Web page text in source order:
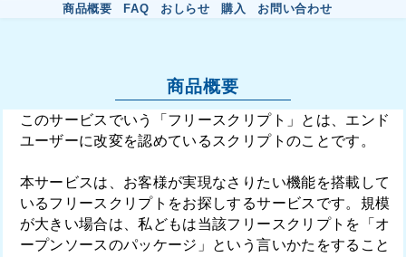
商品概要
このサービスでいう「フリースクリプト」とは、エンド
ユーザーに改変を認めているスクリプトのことです。
本サービスは、お客様が実現なさりたい機能を搭載して
いるフリースクリプトをお探しするサービスです。規模
が大きい場合は、私どもは当該フリースクリプトを「オ
ープンソースのパッケージ」という言いかたをすること
商品概要 FAQ おしらせ 購入 お問い合わせ